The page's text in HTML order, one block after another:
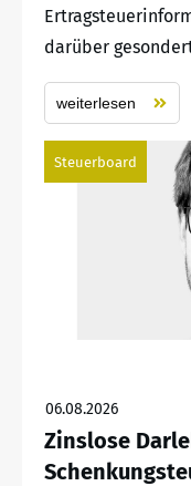
darüber
weiterlesen
Steuerboard
06.08.2026
Zinslose